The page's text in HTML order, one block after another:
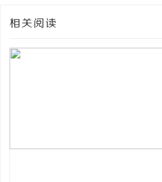
相关阅读